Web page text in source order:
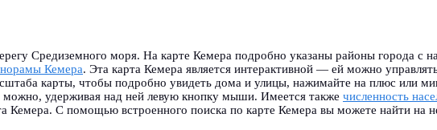
Средиземного моря. На карте Кемера подробно указаны районы города с
Кемера. Эта карта Кемера является интерактивной — ей можно
карты, чтобы подробно увидеть дома и улицы, нажимайте на плюс или
можно, удерживая над ней левую кнопку мыши. Имеется также численность
Кемера. С помощью встроенного поиска по карте Кемера вы можете найти на